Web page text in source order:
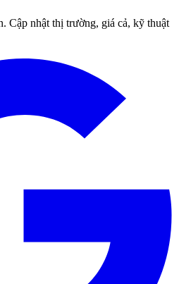
Cập nhật thị trường, giá cả, kỹ thuật